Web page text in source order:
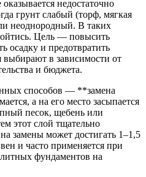
недостаточно
грунт слабый (торф, мягкая
неоднородный. В таких
Цель — повысить
осадку и предотвратить
в зависимости от
и бюджета.
способов — **замена
а на его место засыпается
песок, щебень или
этот слой тщательно
замены может достигать 1–1,5
и часто применяется при
фундаментов на